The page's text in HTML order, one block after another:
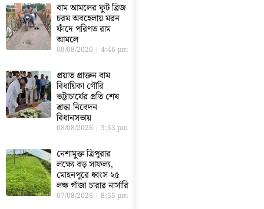
বাম আমলের ফুট ব্রিজ
চরম অবহেলায় মরন
ফাঁদে পরিণত রাম
আমলে
08/08/2026 4:46 pm
প্রয়াত প্রাক্তন বাম
বিধায়িকা গৌরি
ভট্টাচার্যের প্রতি শেষ
শ্রদ্ধা নিবেদন
বিধানসভায়
08/08/2026 3:53 pm
নেশামুক্ত ত্রিপুরার
লক্ষ্যে বড় সাফল্য,
মোহনপুরে ধ্বংস ২৫
লক্ষ গাঁজা চারার নার্সারি
07/08/2026 8:35 pm